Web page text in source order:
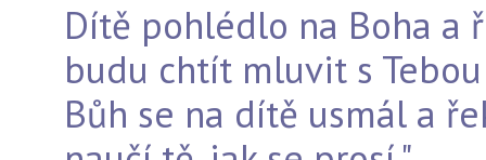
Dítě pohlédlo na Boha a
budu chtít mluvit s
Bůh se na dítě usmál a